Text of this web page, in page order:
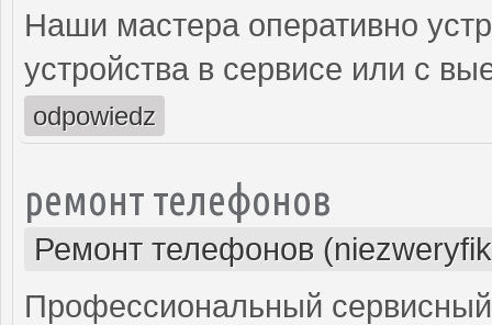
Наши мастера оперативно
устройства в сервисе или с
odpowiedz
ремонт телефонов
Ремонт телефонов
Профессиональный